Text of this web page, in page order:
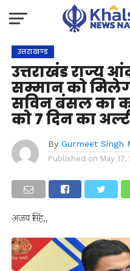
उत्तराखण्ड
उत्तराखंड राज्य
सम्मान को
सविन बंसल का
को 7 दिन का
By Gurmeet Singh
Published on May 17,
अजय सिंह,,